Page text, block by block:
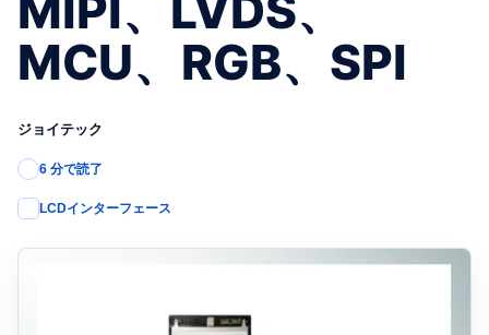
MCU、RGB、SPI
ジョイテック
6 分で読了
LCDインターフェース